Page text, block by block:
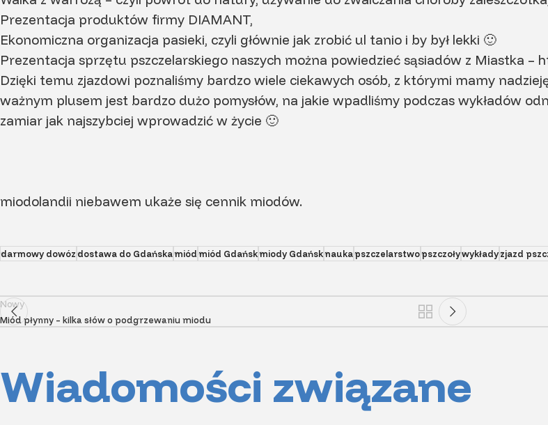
Prezentacja produktów firmy DIAMANT,
Ekonomiczna organizacja pasieki, czyli głównie jak zrobić ul tanio i by był lekki 🙂
Prezentacja sprzętu pszczelarskiego naszych można powiedzieć sąsiadów z Miastka
Dzięki temu zjazdowi poznaliśmy bardzo wiele ciekawych osób, z którymi mamy
ważnym plusem jest bardzo dużo pomysłów, na jakie wpadliśmy podczas wykładów
zamiar jak najszybciej wprowadzić w życie 🙂
miodolandii niebawem ukaże się cennik miodów.
darmowy dowózdostawa do Gdańskamiódmiód Gdańskmiody Gdańsknaukapszczelarstwopszczoływykładyzjazd
Nowy
Miód płynny – kilka słów o podgrzewaniu miodu
Wiadomości związane